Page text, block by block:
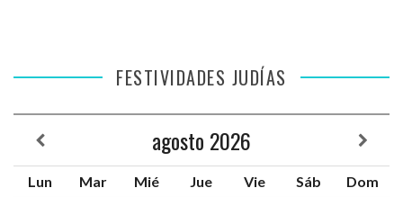
FESTIVIDADES JUDÍAS
agosto 2026
Lun Mar Mié Jue Vie Sáb
Dom